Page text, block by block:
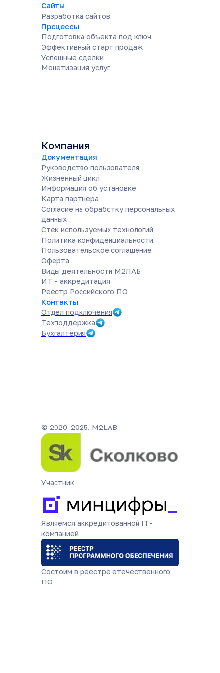
© 2020-2025. M2LAB
Участник
Являемся аккредитованной IT-
компанией
Состоим в реестре отечественного
ПО
Компания
Документация
Руководство пользователя
Жизненный цикл
Информация об установке
Карта партнера
Согласие на обработку персональных
данных
Cтек используемых технологий
Политика конфиденциальности
Пользовательское соглашение
Оферта
Виды деятельности М2ЛАБ
ИТ - аккредитация
Реестр Российского ПО
Контакты
Отдел подключения
Техподдержка
Бухгалтерия
Сайты
Разработка сайтов
Процессы
Подготовка объекта под ключ
Эффективный старт продаж
Успешные сделки
Монетизация услуг